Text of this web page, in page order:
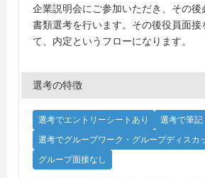
企業説明会にご参加いただき、その後
書類選考を行います。その後役員面接
て、内定というフローになります。
選考の特徴
選考でエントリーシートあり
選考で筆記
選考でグループワーク・グループディスカ
グループ面接なし